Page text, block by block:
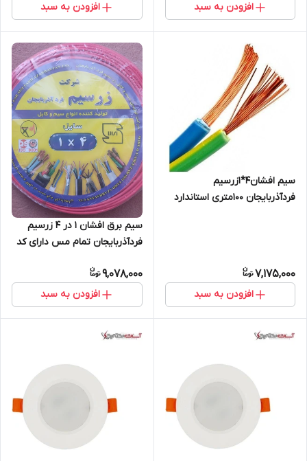
افزودن به سبد افزودن به سبد
سیم افشان4*1زرسیم
فردآذربایجان 100متری استاندارد
7,175,000
افزودن به سبد
سیم برق افشان 1 در 4 زرسیم
فردآذربایجان تمام مس دارای کد
9,078,000
افزودن به سبد